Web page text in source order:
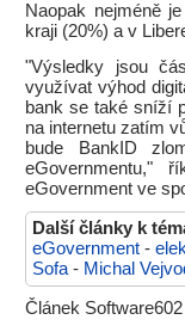
Naopak nejméně
kraji (20%) a v
"Výsledky jsou
využívat výhod
bank se také sníží
na internetu zatím
bude BankID
eGovernmentu,"
eGovernment ve
Další články k
eGovernment -
Sofa - Michal
Článek